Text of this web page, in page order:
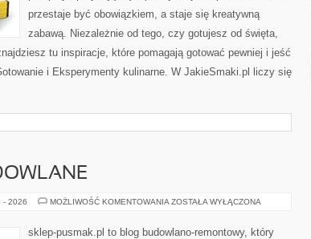
przestaje być obowiązkiem, a staje się kreatywną
zabawą. Niezależnie od tego, czy gotujesz od święta,
tu inspiracje, które pomagają gotować pewniej i jeść
i Eksperymenty kulinarne. W JakieSmaki.pl liczy się
- 2026 MOŻLIWOŚĆ KOMENTOWANIA AKCESORIA
ZOSTAŁA WYŁĄCZONA
sklep-pusmak.pl to blog budowlano-remontowy, który